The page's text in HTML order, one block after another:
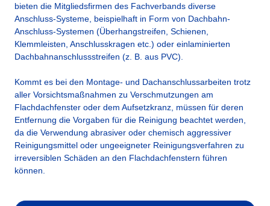
bieten die Mitgliedsfirmen des Fachverbands diverse
Anschluss-Systeme, beispielhaft in Form von Dachbahn-
Anschluss-Systemen (Überhangstreifen, Schienen,
Klemmleisten, Anschlusskragen etc.) oder einlaminierten
Dachbahnanschlussstreifen (z. B. aus PVC).
Kommt es bei den Montage- und Dachanschlussarbeiten trotz
aller Vorsichtsmaßnahmen zu Verschmutzungen am
Flachdachfenster oder dem Aufsetzkranz, müssen für deren
Entfernung die Vorgaben für die Reinigung beachtet werden,
da die Verwendung abrasiver oder chemisch aggressiver
Reinigungsmittel oder ungeeigneter Reinigungsverfahren zu
irreversiblen Schäden an den Flachdachfenstern führen
können.